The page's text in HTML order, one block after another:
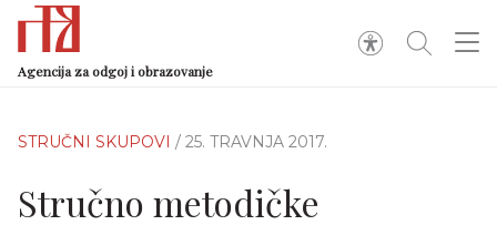
Agencija za odgoj i obrazovanje
STRUČNI SKUPOVI / 25. TRAVNJA 2017.
Stručno metodičke